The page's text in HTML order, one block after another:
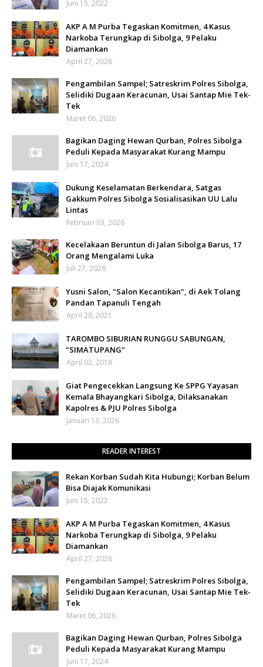
Juni 15, 2022
AKP A M Purba Tegaskan Komitmen, 4 Kasus
Narkoba Terungkap di Sibolga, 9 Pelaku
Diamankan
April 27, 2026
Pengambilan Sampel; Satreskrim Polres Sibolga,
Selidiki Dugaan Keracunan, Usai Santap Mie Tek-
Tek
Maret 06, 2026
Bagikan Daging Hewan Qurban, Polres Sibolga
Peduli Kepada Masyarakat Kurang Mampu
Juni 17, 2024
Dukung Keselamatan Berkendara, Satgas
Gakkum Polres Sibolga Sosialisasikan UU Lalu
Lintas
Februari 03, 2026
Kecelakaan Beruntun di Jalan Sibolga Barus, 17
Orang Mengalami Luka
Juli 27, 2026
Yusni Salon, "Salon Kecantikan", di Aek Tolang
Pandan Tapanuli Tengah
April 20, 2021
TAROMBO SIBURIAN RUNGGU SABUNGAN,
"SIMATUPANG"
April 02, 2018
Giat Pengecekkan Langsung Ke SPPG Yayasan
Kemala Bhayangkari Sibolga, Dilaksanakan
Kapolres & PJU Polres Sibolga
Januari 13, 2026
READER INTEREST
Rekan Korban Sudah Kita Hubungi; Korban Belum
Bisa Diajak Komunikasi
Juni 15, 2022
AKP A M Purba Tegaskan Komitmen, 4 Kasus
Narkoba Terungkap di Sibolga, 9 Pelaku
Diamankan
April 27, 2026
Pengambilan Sampel; Satreskrim Polres Sibolga,
Selidiki Dugaan Keracunan, Usai Santap Mie Tek-
Tek
Maret 06, 2026
Bagikan Daging Hewan Qurban, Polres Sibolga
Peduli Kepada Masyarakat Kurang Mampu
Juni 17, 2024